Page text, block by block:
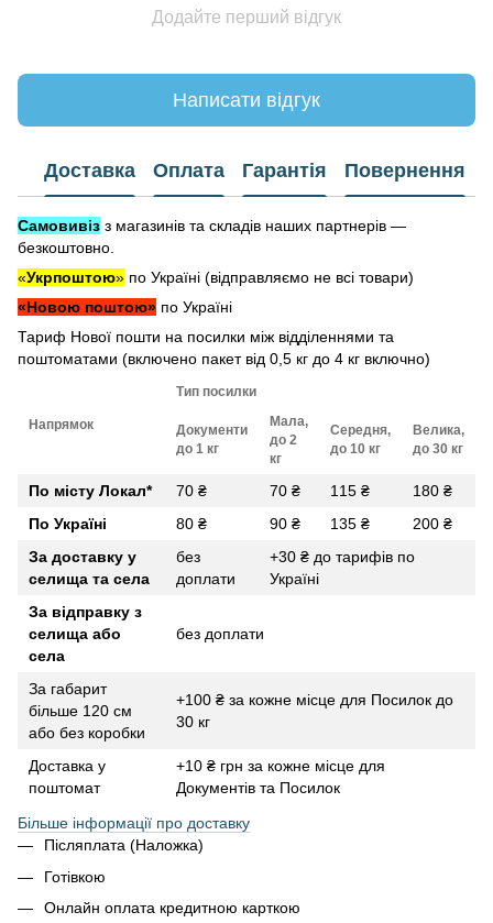
Додайте перший відгук
Написати відгук
Доставка Оплата Гарантія Повернення
Самовивіз з магазинів та складів наших партнерів —
безкоштовно.
«Укрпоштою» по Україні (відправляємо не всі товари)
«Новою поштою» по Україні
Тариф Нової пошти на посилки між відділеннями та
поштоматами (включено пакет від 0,5 кг до 4 кг включно)
Напрямок
Тип посилки
Документи
до 1 кг
Мала,
до 2
кг
Середня,
до 10 кг
Велика,
до 30 кг
По місту Локал* 70 ₴ 70 ₴ 115 ₴
180 ₴
По Україні
80 ₴ 90 ₴ 135 ₴
200 ₴
За доставку у
селища та села
без
доплати
+30 ₴ до тарифів по
Україні
За відправку з
селища або
села
без доплати
За габарит
більше 120 см
або без коробки
+100 ₴ за кожне місце для Посилок до
30 кг
Доставка у
поштомат
+10 ₴ грн за кожне місце для
Документів та Посилок
Більше інформації про доставку
Післяплата (Наложка)
Готівкою
Онлайн оплата кредитною карткою